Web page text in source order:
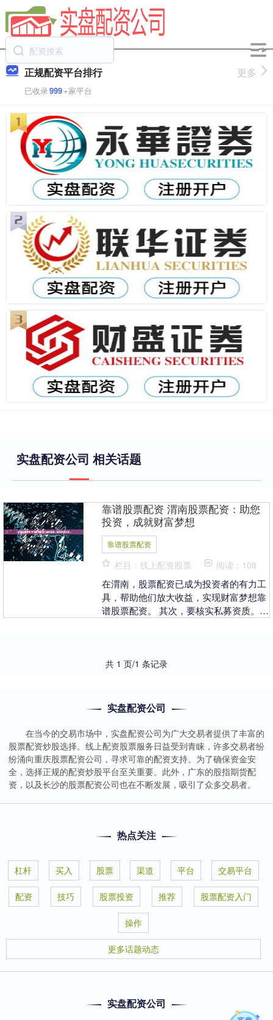
正规配资平台排行
已收录999+家平台
更多
实盘配资公司 相关话题
靠谱股票配资 渭南股票配资：助您
投资，成就财富梦想
靠谱股票配资
栏目：线上配资股票 阅读：108
在渭南，股票配资已成为投资者的有力工
具，帮助他们放大收益，实现财富梦想靠
谱股票配资。 其次，要核实私募资质。正
共 1 页/1 条记录
实盘配资公司
在当今的交易市场中，实盘配资公司为广大交易者提供了丰富的
股票配资炒股选择。线上配资股票服务日益受到青睐，许多交易者纷
纷涌向重庆股票配资公司，寻求可靠的配资支持。为了确保资金安
全，选择正规的配资炒股平台至关重要。此外，广东的股指期货配
资，以及长沙的股票配资公司也在不断发展，吸引了众多交易者。
热点关注
杠杆 买入 股票 渠道 平台 交易平台
配资 技巧 股票投资 推荐 股票配资入门
操作
更多话题动态
实盘配资公司